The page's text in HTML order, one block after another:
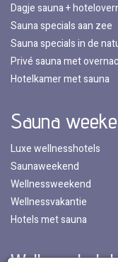
Dagje sauna +
Sauna specials aan zee
Sauna specials in de
Privé sauna met
Hotelkamer met sauna
Sauna
Luxe wellnesshotels
Saunaweekend
Wellnessweekend
Wellnessvakantie
Hotels met sauna